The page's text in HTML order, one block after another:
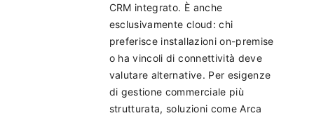
CRM integrato. È anche
esclusivamente cloud: chi
preferisce installazioni on-premise
o ha vincoli di connettività deve
valutare alternative. Per esigenze
di gestione commerciale più
strutturata, soluzioni come Arca